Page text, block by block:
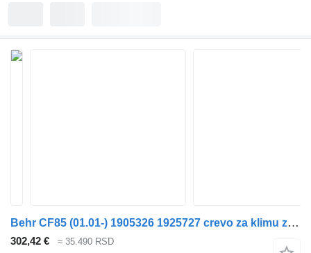
Behr CF85 (01.01-) 1905326 1925727 crevo za klimu za DAF LF45, LF55, LF180, CF65, CF75, CF85 (2001-) tegljača
302,42 € ≈ 35.490 RSD